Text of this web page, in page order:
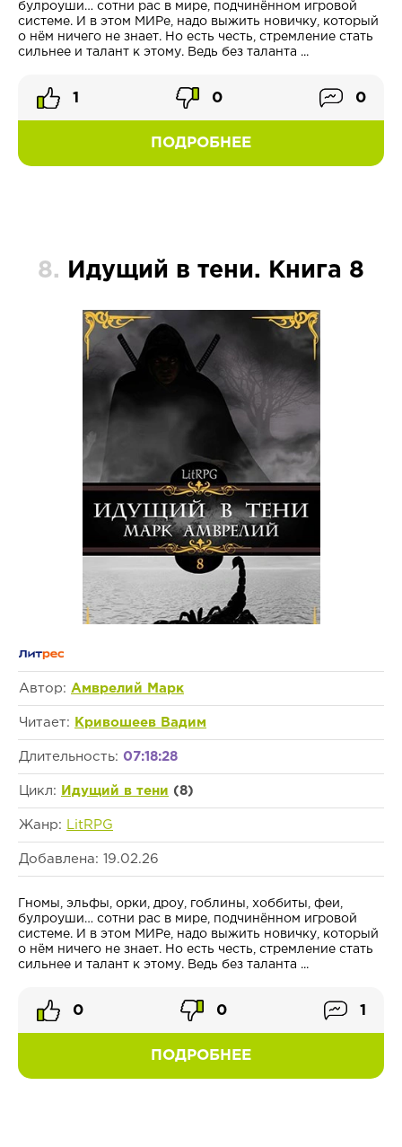
булроуши… сотни рас в мире, подчинённом игровой
системе. И в этом МИРе, надо выжить новичку, который
о нём ничего не знает. Но есть честь, стремление стать
сильнее и талант к этому. Ведь без таланта ...
ПОДРОБНЕЕ
1 0 0
8. Идущий в тени. Книга 8
Автор: Амврелий Марк
Читает: Кривошеев Вадим
Длительность: 07:18:28
Цикл: Идущий в тени (8)
Жанр: LitRPG
Добавлена: 19.02.26
Гномы, эльфы, орки, дроу, гоблины, хоббиты, феи,
булроуши… сотни рас в мире, подчинённом игровой
системе. И в этом МИРе, надо выжить новичку, который
о нём ничего не знает. Но есть честь, стремление стать
сильнее и талант к этому. Ведь без таланта ...
ПОДРОБНЕЕ
0 0 1